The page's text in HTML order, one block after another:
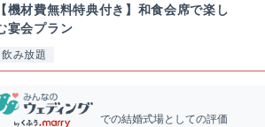
【機材費無料特典付き】和食会席で楽し
宴会プラン
飲み放題
での結婚式場としての評価